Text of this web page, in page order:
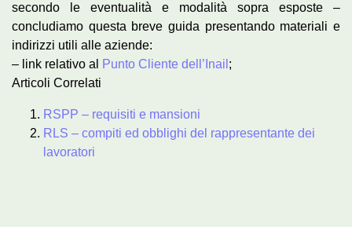
secondo le eventualità e modalità sopra esposte –
concludiamo questa breve guida presentando materiali e
indirizzi utili alle aziende:
– link relativo al
Punto Cliente dell’Inail ;
Articoli Correlati
RSPP – requisiti e mansioni
RLS – compiti ed obblighi del rappresentante dei
lavoratori